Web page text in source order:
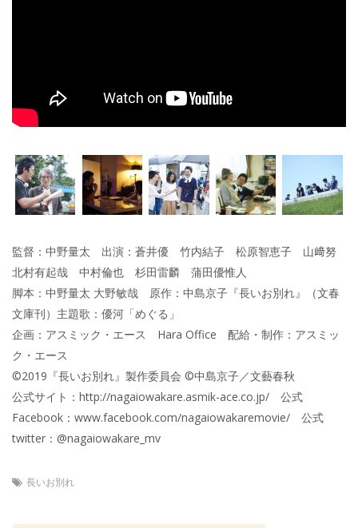
監督：中野量太 出演：蒼井優 竹内結子 松原智恵子 山﨑努
北村有起哉 中村倫也 杉田雷麟 蒲田優惟人
脚本：中野量太 大野敏哉 原作：中島京子『長いお別れ』（文春
文庫刊）主題歌：優河「めぐる」
企画：アスミック・エース Hara Office 配給・制作：アスミッ
ク・エース
©2019『長いお別れ』製作委員会 ©中島京子／文藝春秋
公式サイト：http://nagaiowakare.asmik-ace.co.jp/ 公式
Facebook：www.facebook.com/nagaiowakaremovie/ 公式
twitter：@nagaiowakare_mv
長いお別れ